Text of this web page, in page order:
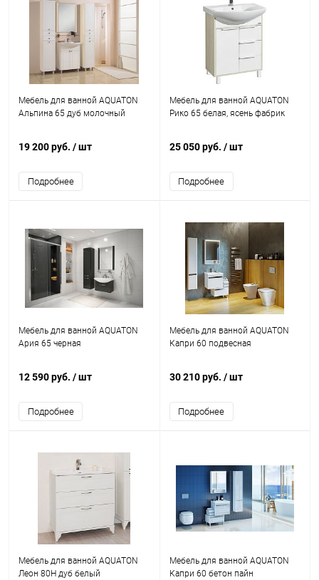
Мебель для ванной AQUATON
Альпина 65 дуб молочный
19 200 руб. / шт
Подробнее
Мебель для ванной AQUATON
Рико 65 белая, ясень фабрик
25 050 руб. / шт
Подробнее
Мебель для ванной AQUATON
Ария 65 черная
12 590 руб. / шт
Подробнее
Мебель для ванной AQUATON
Капри 60 подвесная
30 210 руб. / шт
Подробнее
Мебель для ванной AQUATON
Леон 80Н дуб белый
Мебель для ванной AQUATON
Капри 60 бетон пайн